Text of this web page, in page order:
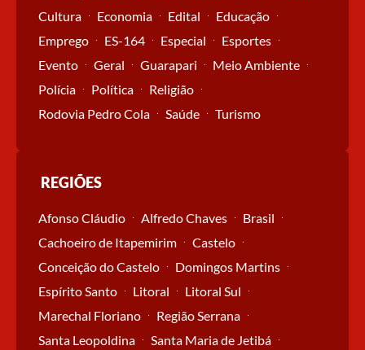
Cultura
Economia Edital
Educação
Emprego
ES-164 Especial
Esportes
Evento
Geral Guarapari
Meio Ambiente
Polícia
Política
Religião
Rodovia Pedro Cola
Saúde Turismo
REGIÕES
Afonso Cláudio Alfredo Chaves
Brasil
Cachoeiro de Itapemirim
Castelo
Conceição do Castelo
Domingos Martins
Espírito Santo
Litoral
Litoral Sul
Marechal Floriano
Região Serrana
Santa Leopoldina
Santa Maria de Jetibá